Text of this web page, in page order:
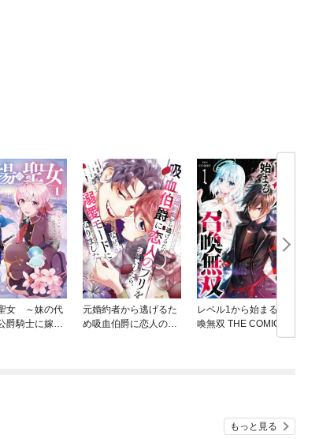
女 ～妹の代
爵騎士に嫁ぐ
元婚約者から逃げるた
め吸血伯爵に恋人のフ
レベル1から始まる召
喚無双 THE COMIC
もっと見る